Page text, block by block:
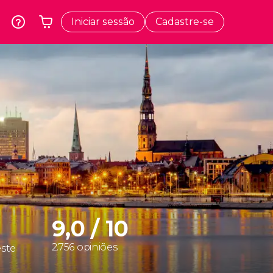
Grécia
Tóquio
Japão
Lisboa
Portugal
Bruxelas
Bélgica
Iniciar sessão Cadastre-se
O seu carrinho está vazio
9,0 / 10
2.756 opiniões